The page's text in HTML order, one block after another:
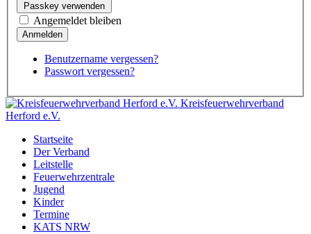
Passkey verwenden
Angemeldet bleiben
Benutzername vergessen?
Passwort vergessen?
Kreisfeuerwehrverband
Herford e.V.
Startseite
Der Verband
Leitstelle
Feuerwehrzentrale
Jugend
Kinder
Termine
KATS NRW